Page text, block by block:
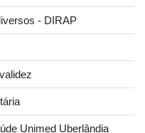
- DIRAP
Unimed Uberlândia